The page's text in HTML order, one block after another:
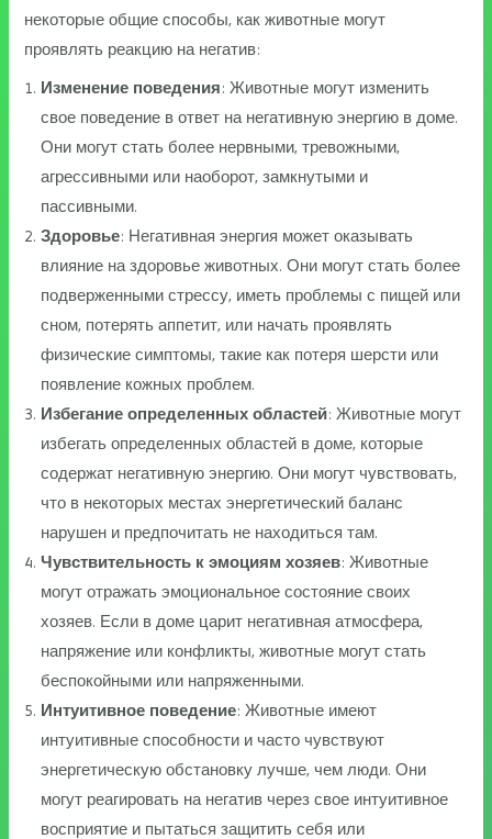
некоторые общие способы, как животные могут
проявлять реакцию на негатив:
Изменение поведения: Животные могут изменить
свое поведение в ответ на негативную энергию в доме.
Они могут стать более нервными, тревожными,
агрессивными или наоборот, замкнутыми и
пассивными.
Здоровье: Негативная энергия может оказывать
влияние на здоровье животных. Они могут стать более
подверженными стрессу, иметь проблемы с пищей или
сном, потерять аппетит, или начать проявлять
физические симптомы, такие как потеря шерсти или
появление кожных проблем.
Избегание определенных областей: Животные могут
избегать определенных областей в доме, которые
содержат негативную энергию. Они могут чувствовать,
что в некоторых местах энергетический баланс
нарушен и предпочитать не находиться там.
Чувствительность к эмоциям хозяев: Животные
могут отражать эмоциональное состояние своих
хозяев. Если в доме царит негативная атмосфера,
напряжение или конфликты, животные могут стать
беспокойными или напряженными.
Интуитивное поведение: Животные имеют
интуитивные способности и часто чувствуют
энергетическую обстановку лучше, чем люди. Они
могут реагировать на негатив через свое интуитивное
восприятие и пытаться защитить себя или